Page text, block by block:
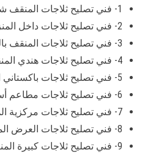
1- فني تصليح ثلاجات المنقف شاطر ورخيص
2- فني تصليح ثلاجات داخل المنزل
3- فني تصليح ثلاجات المنقف بالكويت
4- فني تصليح ثلاجات هندي المنقف
5- فني تصليح ثلاجات باكستاني المنقف
6- فني تصليح ثلاجات مطاعم أسواق المنقف
7- فني تصليح ثلاجات مركزية المنقف
8- فني تصليح ثلاجات العرض المنقف
9- فني تصليح ثلاجات كبيرة المنقف